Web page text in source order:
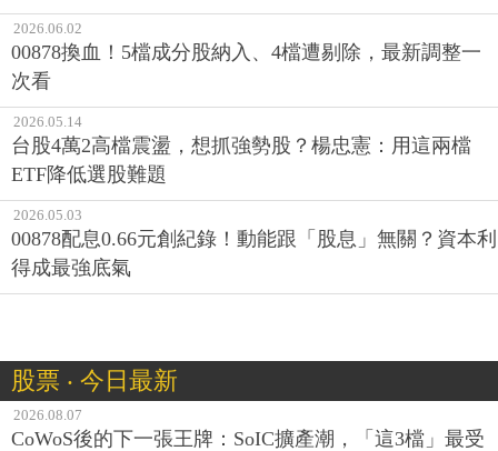
2026.06.02
00878換血！5檔成分股納入、4檔遭剔除，最新調整一
次看
2026.05.14
台股4萬2高檔震盪，想抓強勢股？楊忠憲：用這兩檔
ETF降低選股難題
2026.05.03
00878配息0.66元創紀錄！動能跟「股息」無關？資本利
得成最強底氣
股票 ‧ 今日最新
2026.08.07
CoWoS後的下一張王牌：SoIC擴產潮，「這3檔」最受